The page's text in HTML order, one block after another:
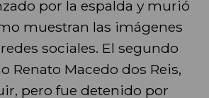
por la espalda y murió
muestran las imágenes
sociales. El segundo
Renato Macedo dos Reis,
pero fue detenido por